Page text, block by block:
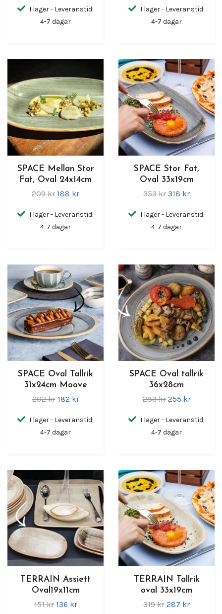
I lager - Leveranstid:
4-7 dagar
I lager - Leveranstid:
4-7 dagar
SPACE Mellan Stor
Fat, Oval 24x14cm
209 kr 188 kr
I lager - Leveranstid:
4-7 dagar
SPACE Stor Fat,
Oval 33x19cm
353 kr 318 kr
I lager - Leveranstid:
4-7 dagar
SPACE Oval Tallrik
31x24cm Moove
202 kr 182 kr
I lager - Leveranstid:
4-7 dagar
SPACE Oval tallrik
36x28cm
283 kr 255 kr
I lager - Leveranstid:
4-7 dagar
TERRAIN Assiett
Oval19x11cm
151 kr 136 kr
TERRAIN Tallrik
oval 33x19cm
319 kr 287 kr